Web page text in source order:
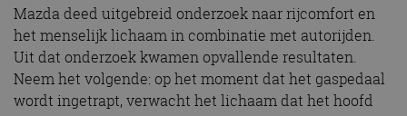
Mazda deed uitgebreid onderzoek naar rijcomfort en
het menselijk lichaam in combinatie met autorijden.
Uit dat onderzoek kwamen opvallende resultaten.
Neem het volgende: op het moment dat het gaspedaal
wordt ingetrapt, verwacht het lichaam dat het hoofd